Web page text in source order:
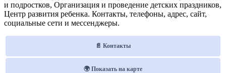
и подростков, Организация и проведение детских праздников,
Центр развития ребенка. Контакты, телефоны, адрес, сайт,
социальные сети и мессенджеры.
📄 Контакты
🌍 Показать на карте